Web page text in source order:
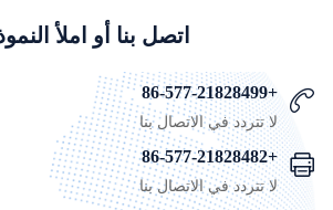
اتصل بنا أو املأ
+86-577-21828499
لا تتردد في الاتصال بنا
+86-577-21828482
لا تتردد في الاتصال بنا